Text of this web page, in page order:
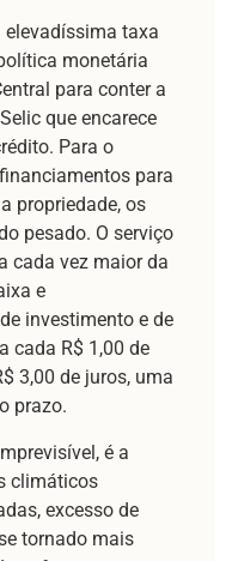
elevadíssima taxa
monetária
para conter a
que encarece
Para o
para
propriedade, os
pesado. O serviço
cada vez maior da
e
investimento e de
cada R$ 1,00 de
3,00 de juros, uma
prazo.
é a
climáticos
excesso de
tornado mais